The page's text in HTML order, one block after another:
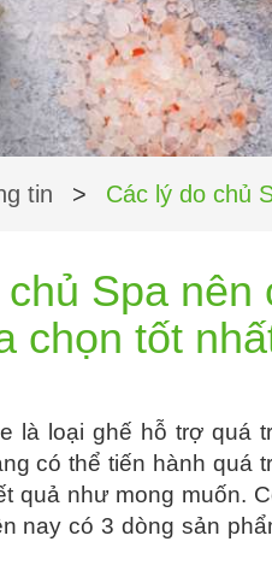
tin > Các lý do chủ
Spa
chọn tốt
là loại ghế hỗ trợ quá
có thể tiến hành quá
quả như mong muốn.
nay có 3 dòng sản